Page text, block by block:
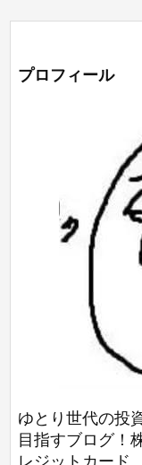
プロフィール
ゆとり世代の投
目指すブログ！
レジットカード